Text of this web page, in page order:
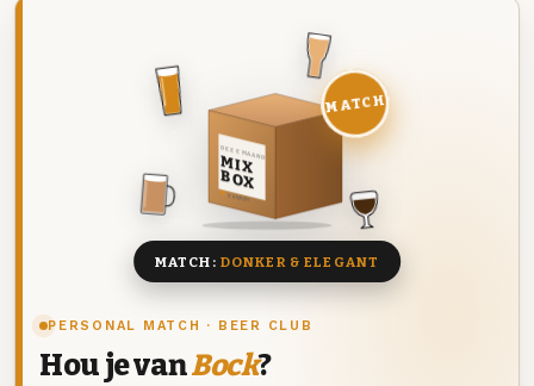
PERSONAL MATCH · BEER CLUB
Hou je vanBock?
DEZE MAAND
MIX
BOX
8 BIEREN
MATCH
MATCH: DONKER & ELEGANT